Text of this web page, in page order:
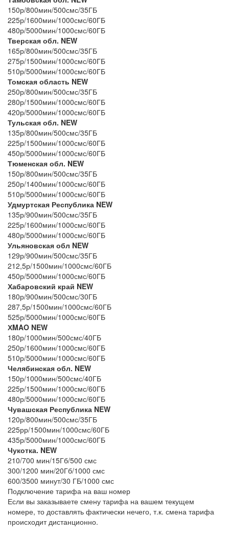
150р/800мин/500смс/35ГБ
225р/1600мин/1000смс/60ГБ
480р/5000мин/1000смс/60ГБ
Тверская обл. NEW
165р/800мин/500смс/35ГБ
275р/1500мин/1000смс/60ГБ
510р/5000мин/1000смс/60ГБ
Томская область NEW
250р/800мин/500смс/35ГБ
280р/1500мин/1000смс/60ГБ
420р/5000мин/1000смс/60ГБ
Тульская обл. NEW
135р/800мин/500смс/35ГБ
225р/1500мин/1000смс/60ГБ
450р/5000мин/1000смс/60ГБ
Тюменская обл. NEW
150р/800мин/500смс/35ГБ
250р/1400мин/1000смс/60ГБ
510р/5000мин/1000смс/60ГБ
Удмуртская Республика NEW
135р/900мин/500смс/35ГБ
225р/1600мин/1000смс/60ГБ
480р/5000мин/1000смс/60ГБ
Ульяновская обл NEW
129р/900мин/500смс/35ГБ
212,5р/1500мин/1000смс/60ГБ
450р/5000мин/1000смс/60ГБ
Хабаровский край NEW
180р/900мин/500смс/30ГБ
287,5р/1500мин/1000смс/60ГБ
525р/5000мин/1000смс/60ГБ
ХMAO NEW
180р/1000мин/500смс/40ГБ
250р/1600мин/1000смс/60ГБ
510р/5000мин/1000смс/60ГБ
Челябинская обл. NEW
150р/1000мин/500смс/40ГБ
225р/1500мин/1000смс/60ГБ
480р/5000мин/1000смс/60ГБ
Чувашская Республика NEW
120р/800мин/500смс/35ГБ
225рр/1500мин/1000смс/60ГБ
435р/5000мин/1000смс/60ГБ
Чукотка. NEW
210/700 мин/15Гб/500 смс
300/1200 мин/20Гб/1000 смс
600/3500 минут/30 ГБ/1000 смс
Подключение тарифа на ваш номер
Если вы заказываете смену тарифа на вашем текущем
номере, то доставлять фактически нечего, т.к. смена тарифа
происходит дистанционно.